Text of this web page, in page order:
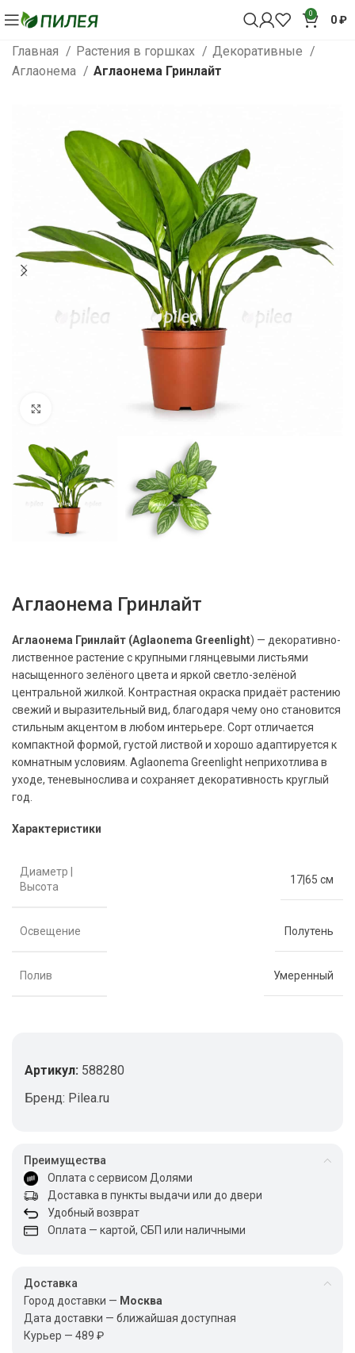
0 0₽
Главная Растения в горшках
Декоративные
Аглаонема
Аглаонема Гринлайт
Нажмите, чтобы увеличить
Аглаонема Гринлайт
Аглаонема Гринлайт (Aglaonema Greenlight) — декоративно-
лиственное растение с крупными глянцевыми листьями
насыщенного зелёного цвета и яркой светло-зелёной
центральной жилкой. Контрастная окраска придаёт растению
свежий и выразительный вид, благодаря чему оно становится
стильным акцентом в любом интерьере. Сорт отличается
компактной формой, густой листвой и хорошо адаптируется к
комнатным условиям. Aglaonema Greenlight неприхотлива в
уходе, теневынослива и сохраняет декоративность круглый
год.
Характеристики
Диаметр |
Высота
17|65 см
Освещение Полутень
Полив Умеренный
Артикул: 588280
Бренд: Pilea.ru
Преимущества
Оплата с сервисом Долями
Доставка в пункты выдачи или до двери
Удобный возврат
Оплата — картой, СБП или наличными
Доставка
Город доставки — Москва
Дата доставки — ближайшая доступная
Курьер — 489 ₽